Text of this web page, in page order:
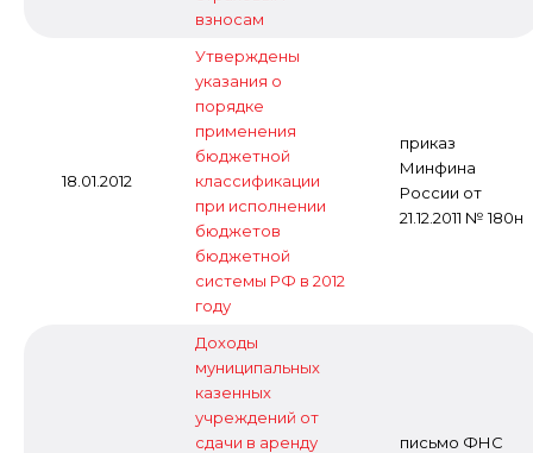
взносам
18.01.2012
Утверждены
указания о
порядке
применения
бюджетной
классификации
при исполнении
бюджетов
бюджетной
системы РФ в 2012
году
приказ
Минфина
России от
21.12.2011 № 180н
Доходы
муниципальных
казенных
учреждений от
сдачи в аренду
письмо ФНС